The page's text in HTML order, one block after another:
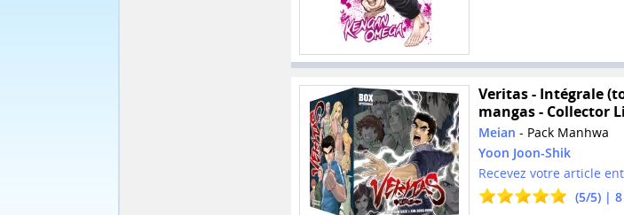
Veritas - Intégrale
mangas - Collector
Meian - Pack Manhwa
Yoon Joon-Shik
Recevez votre article
(5/5) | 8